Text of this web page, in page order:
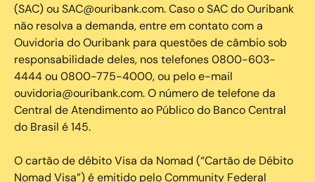
(SAC) ou SAC@ouribank.com. Caso o SAC do Ouribank
não resolva a demanda, entre em contato com a
Ouvidoria do Ouribank para questões de câmbio sob
responsabilidade deles, nos telefones 0800-603-
4444 ou 0800-775-4000, ou pelo e-mail
ouvidoria@ouribank.com. O número de telefone da
Central de Atendimento ao Público do Banco Central
do Brasil é 145.
O cartão de débito Visa da Nomad (“Cartão de Débito
Nomad Visa”) é emitido pelo Community Federal